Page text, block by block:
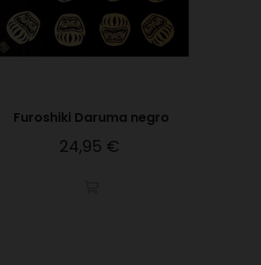
Furoshiki Daruma negro
Precio
24,95 €